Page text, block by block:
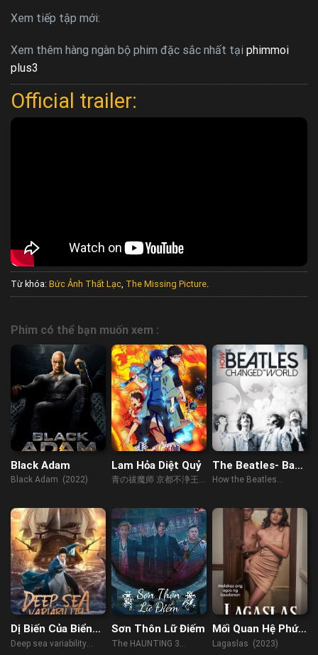
Xem tiếp tập mới:
Xem thêm hàng ngàn bộ phim đặc sắc nhất tại phimmoi
plus3
Official trailer:
Từ khóa: Bức Ảnh Thất Lạc The Missing Picture
Phim có thể bạn muốn xem :
Black Adam
Black Adam (2022)
Lam Hỏa Diệt Quỷ
青の祓魔师 京都不浄王
The Beatles- Ban
Nhạc Thay Đổi
How the Beatles
(2017)
Dị Biến Của Biển
Sâu
Deep sea variability
Sơn Thôn Lữ Điếm
The HAUNTING 3
Mối Quan Hệ Phức
Tạp
Lagaslas (2023)